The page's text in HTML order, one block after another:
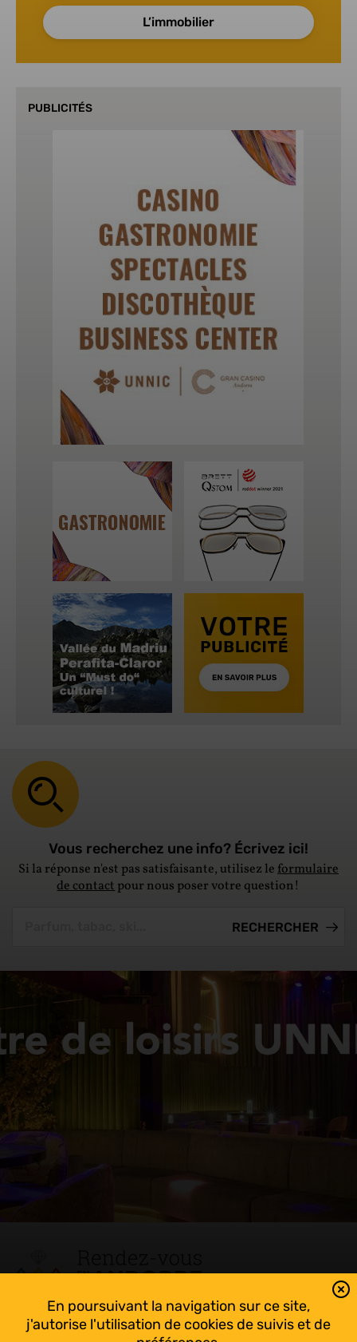
En poursuivant la navigation sur ce site,
j'autorise l'utilisation de cookies de suivis et de
L’immobilier
PUBLICITÉS
Vous recherchez une info? Écrivez ici!
Si la réponse n'est pas satisfaisante, utilisez leformulaire
de contactpour nous poser votre question!
Tout suivre sur l’Andorre!